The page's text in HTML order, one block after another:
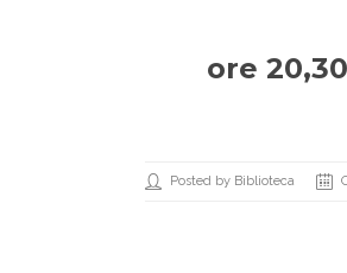
ore
Posted by Biblioteca